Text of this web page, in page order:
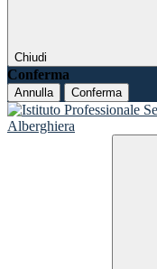
Chiudi
Conferma
Annulla Conferma